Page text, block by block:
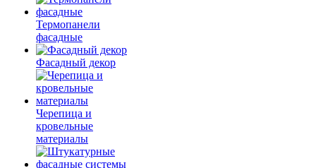
Термопанели
фасадные
Фасадный декор
Черепица и
кровельные
материалы